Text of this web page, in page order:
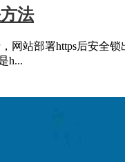
法
网站部署https后安全
h...